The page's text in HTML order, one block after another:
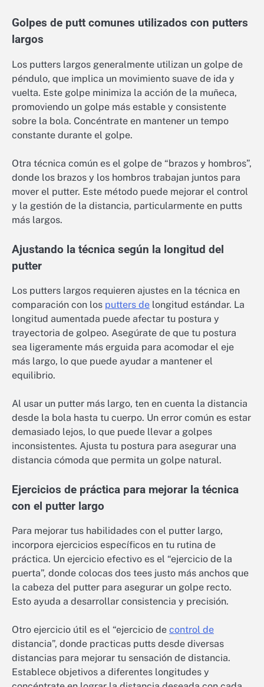
Golpes de putt comunes utilizados con putters
largos
Los putters largos generalmente utilizan un golpe de
péndulo, que implica un movimiento suave de ida y
vuelta. Este golpe minimiza la acción de la muñeca,
promoviendo un golpe más estable y consistente
sobre la bola. Concéntrate en mantener un tempo
constante durante el golpe.
Otra técnica común es el golpe de “brazos y hombros”,
donde los brazos y los hombros trabajan juntos para
mover el putter. Este método puede mejorar el control
y la gestión de la distancia, particularmente en putts
más largos.
Ajustando la técnica según la longitud del
putter
Los putters largos requieren ajustes en la técnica en
comparación con los putters de longitud estándar. La
longitud aumentada puede afectar tu postura y
trayectoria de golpeo. Asegúrate de que tu postura
sea ligeramente más erguida para acomodar el eje
más largo, lo que puede ayudar a mantener el
equilibrio.
Al usar un putter más largo, ten en cuenta la distancia
desde la bola hasta tu cuerpo. Un error común es estar
demasiado lejos, lo que puede llevar a golpes
inconsistentes. Ajusta tu postura para asegurar una
distancia cómoda que permita un golpe natural.
Ejercicios de práctica para mejorar la técnica
con el putter largo
Para mejorar tus habilidades con el putter largo,
incorpora ejercicios específicos en tu rutina de
práctica. Un ejercicio efectivo es el “ejercicio de la
puerta”, donde colocas dos tees justo más anchos que
la cabeza del putter para asegurar un golpe recto.
Esto ayuda a desarrollar consistencia y precisión.
Otro ejercicio útil es el “ejercicio de control de
distancia”, donde practicas putts desde diversas
distancias para mejorar tu sensación de distancia.
Establece objetivos a diferentes longitudes y